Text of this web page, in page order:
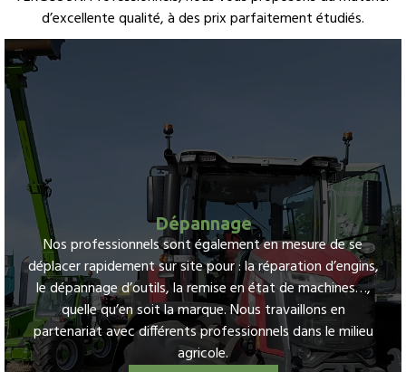
d’excellente qualité, à des prix parfaitement étudiés.
Dépannage
sont également en mesure de se
sur site pour : la réparation d’engins,
d’outils, la remise en état de machines…,
soit la marque. Nous travaillons en
différents professionnels dans le milieu
agricole.
Nos
agricoles
utilisateur.
acteurs du
fiables,